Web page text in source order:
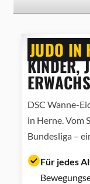
JUDO IN
KINDER,
DSC Wanne-
in Herne. Vom
Bundesliga –
Für jedes